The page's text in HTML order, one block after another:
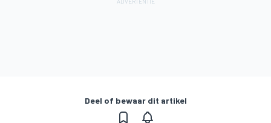
Deel of bewaar dit artikel